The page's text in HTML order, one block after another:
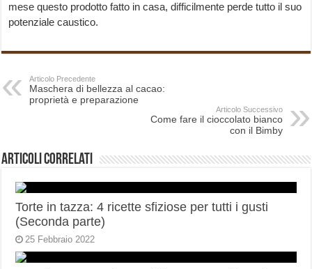
mese questo prodotto fatto in casa, difficilmente perde tutto il suo
potenziale caustico.
Articolo Precedente
Maschera di bellezza al cacao:
proprietà e preparazione
Articolo Successivo
Come fare il cioccolato bianco
con il Bimby
Articoli correlati
Torte in tazza: 4 ricette sfiziose per tutti i gusti
(Seconda parte)
25 Febbraio 2022